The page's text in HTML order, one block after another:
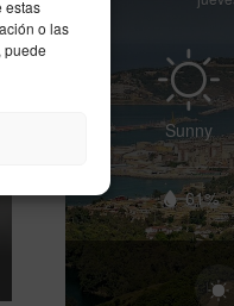
estas
o las
puede
Sunny
61%